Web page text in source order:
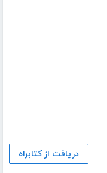
دریافت از کتابراه